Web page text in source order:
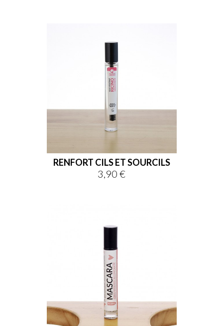
RENFORT CILS ET SOURCILS
Prix
3,90 €